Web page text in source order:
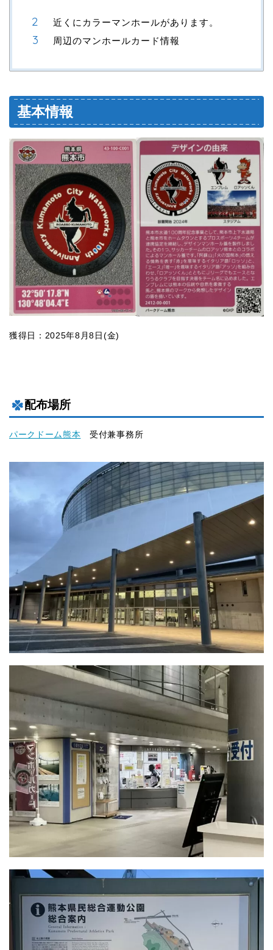
近くにカラーマンホールがあります。
周辺のマンホールカード情報
基本情報
獲得日：2025年8月8日(金)
配布場所
パークドーム熊本 受付兼事務所